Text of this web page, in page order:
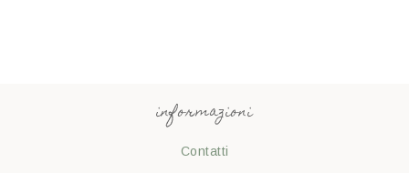
informazioni
Contatti